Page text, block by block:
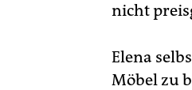
nicht
Elena
Möbel zu